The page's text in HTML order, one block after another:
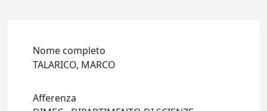
Nome completo
TALARICO, MARCO
Afferenza